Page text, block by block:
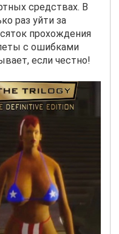
средствах. В
раз уйти за
прохождения
с ошибками
если честно!